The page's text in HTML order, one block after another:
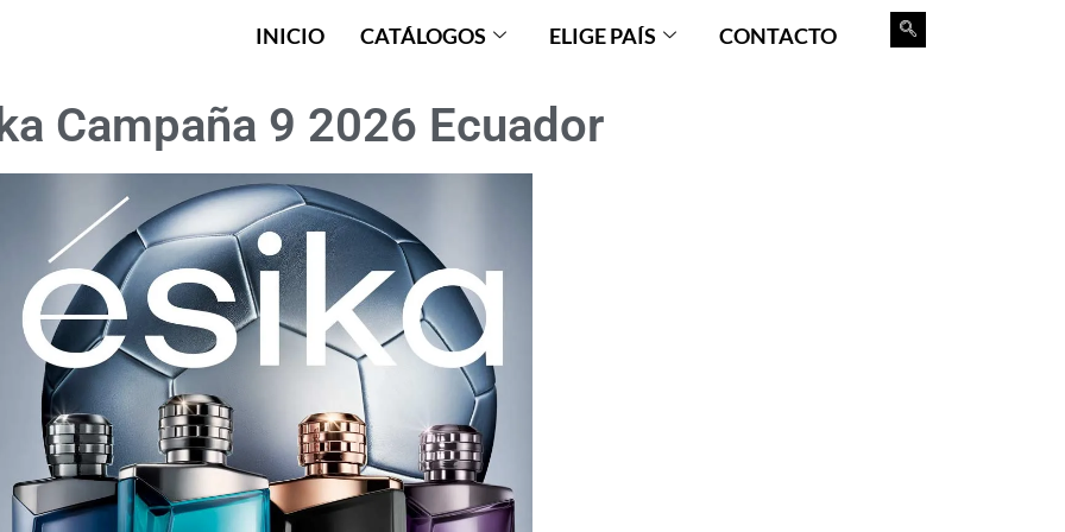
INICIO CATÁLOGOS ELIGE PAÍS CONTACTO
Campaña 9 2026 Ecuador